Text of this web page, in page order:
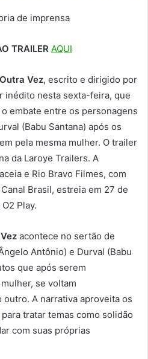
de imprensa
TRAILER AQUI
Vez, escrito e dirigido por
inédito nesta sexta-feira, que
embate entre os personagens
(Babu Santana) após os
pela mesma mulher. O trailer
da Laroye Trailers. A
e Rio Bravo Filmes, com
Brasil, estreia em 27 de
Play.
acontece no sertão de
Antônio) e Durval (Babu
que após serem
se voltam
A narrativa aproveita os
tratar temas como solidão
com suas próprias